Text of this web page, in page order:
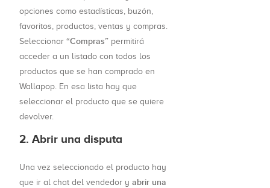
opciones como estadísticas, buzón,
favoritos, productos, ventas y compras.
Seleccionar “Compras” permitirá
acceder a un listado con todos los
productos que se han comprado en
Wallapop. En esa lista hay que
seleccionar el producto que se quiere
devolver.
2. Abrir una disputa
Una vez seleccionado el producto hay
que ir al chat del vendedor y abrir una